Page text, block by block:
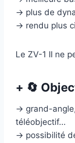
→ plus de
→ rendu plus
Le ZV-1 II ne
+ 🔄
→ grand-
téléobjectif…
→ possibilité